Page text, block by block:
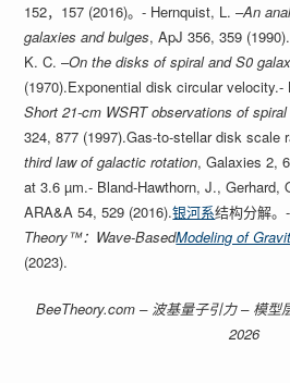
152，157 (2016)。- Hernquist, L. –An
galaxies and bulges, ApJ 356, 359
K. C. –On the disks of spiral and S0
(1970).Exponential disk circular
Short 21-cm WSRT observations of
324, 877 (1997).Gas-to-stellar disk scale
third law of galactic rotation, Galaxies 2,
at 3.6 µm.- Bland-Hawthorn, J., Gerhard,
ARA&A 54, 529 (2016).银河系结构分解
Theory™：Wave-BasedModeling of
(2023).
BeeTheory.com – 波基量子引力 – 模型
2026